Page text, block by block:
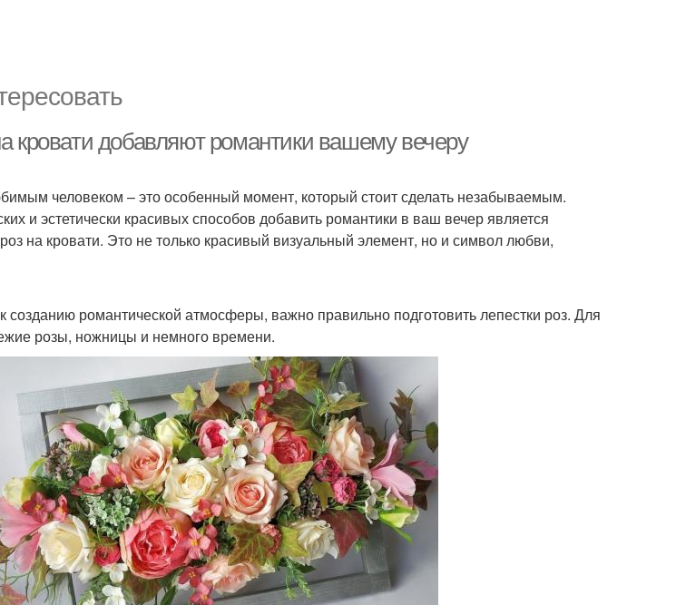
кровати добавляют романтики вашему вечеру
человеком – это особенный момент, который стоит сделать незабываемым.
и эстетически красивых способов добавить романтики в ваш вечер является
на кровати. Это не только красивый визуальный элемент, но и символ любви,
созданию романтической атмосферы, важно правильно подготовить лепестки роз. Для
розы, ножницы и немного времени.